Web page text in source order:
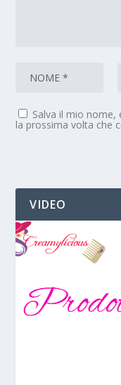
Salva il mio
la prossima volta che
VIDEO